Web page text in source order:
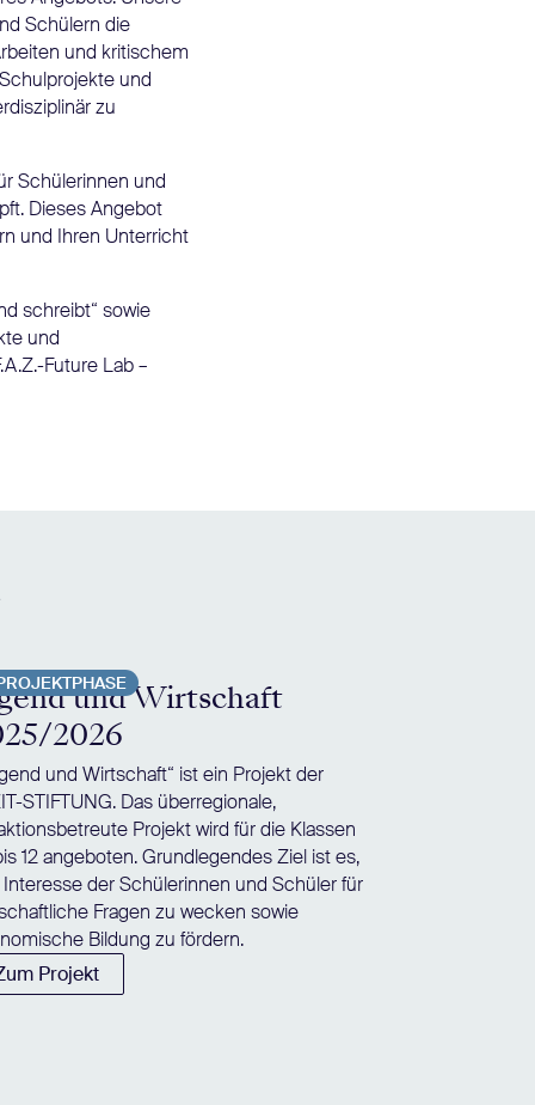
Schülern die
und kritischem
und
zu
Schülerinnen und
Dieses Angebot
und Ihren Unterricht
schreibt“ sowie
und
Future Lab –
und Wirtschaft
2026
und Wirtschaft“ ist ein Projekt der
STIFTUNG. Das überregionale,
Projekt wird für die Klassen
12 angeboten. Grundlegendes Ziel ist es,
Interesse der Schülerinnen und Schüler für
Fragen zu wecken sowie
Bildung zu fördern.
Projekt